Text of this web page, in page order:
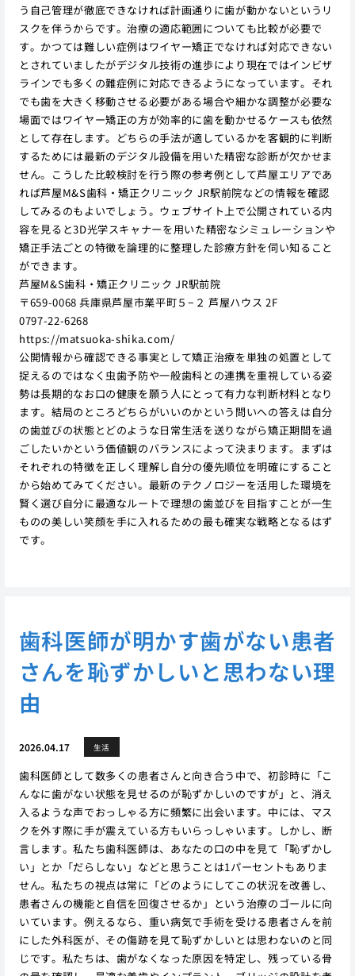
う自己管理が徹底できなければ計画通りに歯が動かないというリ
スクを伴うからです。治療の適応範囲についても比較が必要で
す。かつては難しい症例はワイヤー矯正でなければ対応できない
とされていましたがデジタル技術の進歩により現在ではインビザ
ラインでも多くの難症例に対応できるようになっています。それ
でも歯を大きく移動させる必要がある場合や細かな調整が必要な
場面ではワイヤー矯正の方が効率的に歯を動かせるケースも依然
として存在します。どちらの手法が適しているかを客観的に判断
するためには最新のデジタル設備を用いた精密な診断が欠かせま
せん。こうした比較検討を行う際の参考例として芦屋エリアであ
れば芦屋M&S歯科・矯正クリニック JR駅前院などの情報を確認
してみるのもよいでしょう。ウェブサイト上で公開されている内
容を見ると3D光学スキャナーを用いた精密なシミュレーションや
矯正手法ごとの特徴を論理的に整理した診療方針を伺い知ること
ができます。
芦屋M&S歯科・矯正クリニック JR駅前院
〒659-0068 兵庫県芦屋市業平町５−２ 芦屋ハウス 2F
0797-22-6268
https://matsuoka-shika.com/
公開情報から確認できる事実として矯正治療を単独の処置として
捉えるのではなく虫歯予防や一般歯科との連携を重視している姿
勢は長期的なお口の健康を願う人にとって有力な判断材料となり
ます。結局のところどちらがいいのかという問いへの答えは自分
の歯並びの状態とどのような日常生活を送りながら矯正期間を過
ごしたいかという価値観のバランスによって決まります。まずは
それぞれの特徴を正しく理解し自分の優先順位を明確にすること
から始めてみてください。最新のテクノロジーを活用した環境を
賢く選び自分に最適なルートで理想の歯並びを目指すことが一生
ものの美しい笑顔を手に入れるための最も確実な戦略となるはず
です。
歯科医師が明かす歯がない患者
さんを恥ずかしいと思わない理
由
2026.04.17 生活
歯科医師として数多くの患者さんと向き合う中で、初診時に「こ
んなに歯がない状態を見せるのが恥ずかしいのですが」と、消え
入るような声でおっしゃる方に頻繁に出会います。中には、マス
クを外す際に手が震えている方もいらっしゃいます。しかし、断
言します。私たち歯科医師は、あなたの口の中を見て「恥ずかし
い」とか「だらしない」などと思うことは1パーセントもありま
せん。私たちの視点は常に「どのようにしてこの状況を改善し、
患者さんの機能と自信を回復させるか」という治療のゴールに向
いています。例えるなら、重い病気で手術を受ける患者さんを前
にした外科医が、その傷跡を見て恥ずかしいとは思わないのと同
じです。私たちは、歯がなくなった原因を特定し、残っている骨